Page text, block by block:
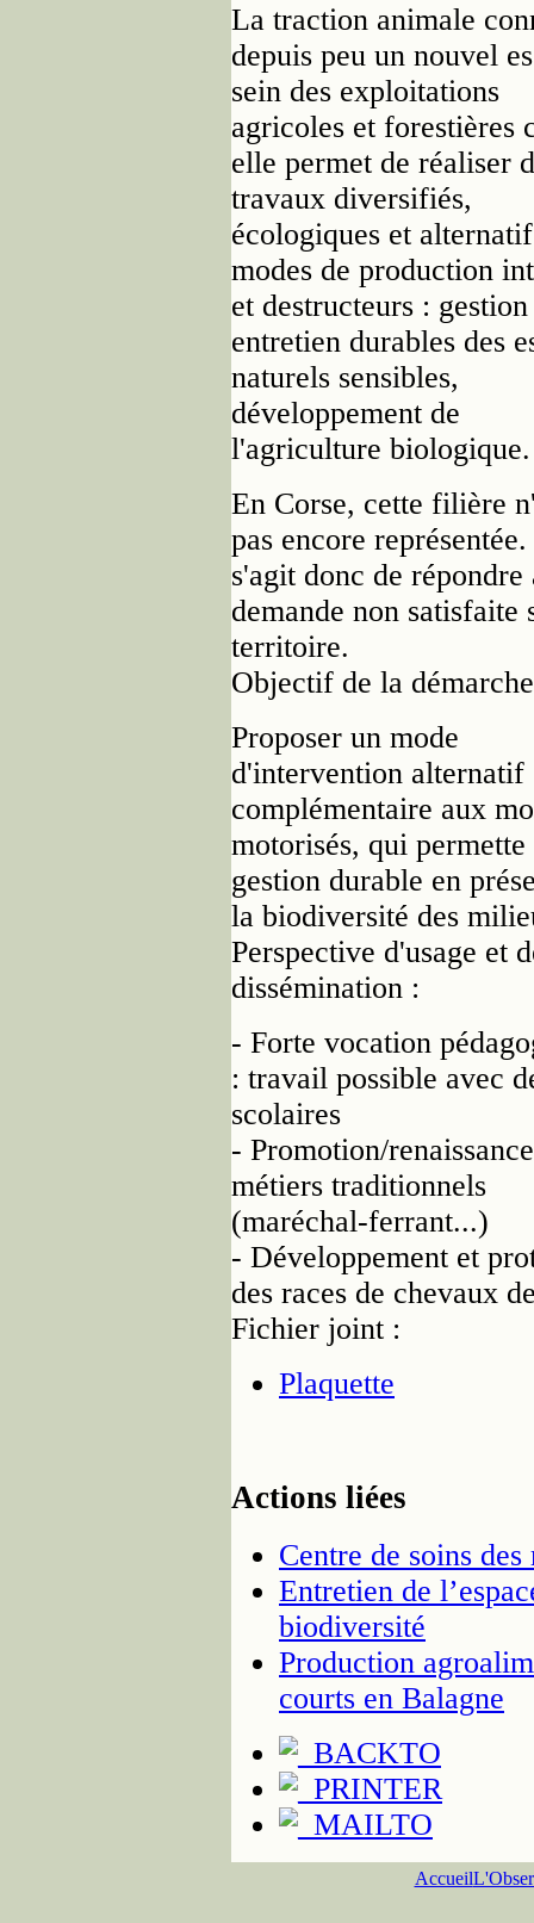
La traction animale
depuis peu un nouvel
sein des exploitations
agricoles et forestières
elle permet de réaliser
travaux diversifiés,
écologiques et
modes de production
et destructeurs :
entretien durables des
naturels sensibles,
développement de
l'agriculture biologique.
En Corse, cette filière
pas encore
s'agit donc de répondre
demande non satisfaite
territoire.
Objectif de la
Proposer un mode
d'intervention alternatif
complémentaire aux
motorisés, qui permette
gestion durable en
la biodiversité des
Perspective d'usage et
dissémination :
- Forte vocation
: travail possible avec
scolaires
- Promotion/
métiers traditionnels
(maréchal-ferrant...)
- Développement et
des races de chevaux
Fichier joint :
Plaquette
Actions liées
Centre de soins des
Entretien de
biodiversité
Production
courts en Balagne
Accueil